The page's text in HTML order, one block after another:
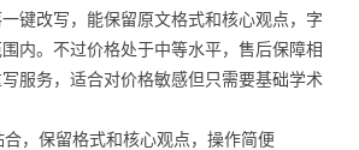
一键改写，能保留原文格式和核心观点，字
内。不过价格处于中等水平，售后保障相
服务，适合对价格敏感但只需要基础学术
，保留格式和核心观点，操作简便